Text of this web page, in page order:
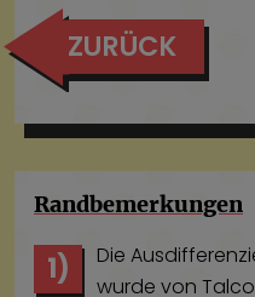
ZURÜCK
Randbe­merkungen
1)
Die
wurde von